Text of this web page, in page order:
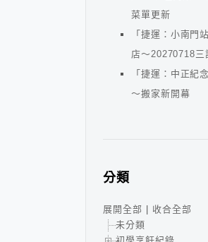
菜單更新
「捷運：小南門
店～20270718三
「捷運：中正紀
～搬家新開幕
分類
展開全部
收合全部
未分類